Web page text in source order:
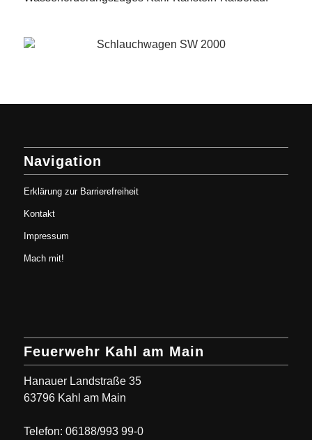
Navigation
Erklärung zur Barrierefreiheit
Kontakt
Impressum
Mach mit!
Feuerwehr Kahl am Main
Hanauer Landstraße 35
63796 Kahl am Main
Telefon: 06188/993 99-0